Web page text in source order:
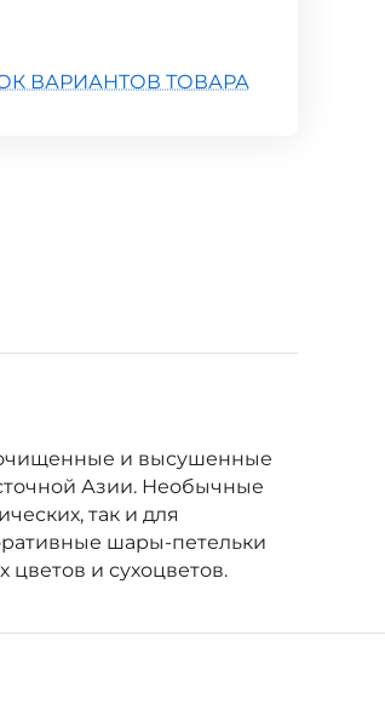
ВАРИАНТОВ ТОВАРА
очищенные и высушенные
Азии. Необычные
так и для
шары-петельки
цветов и сухоцветов.